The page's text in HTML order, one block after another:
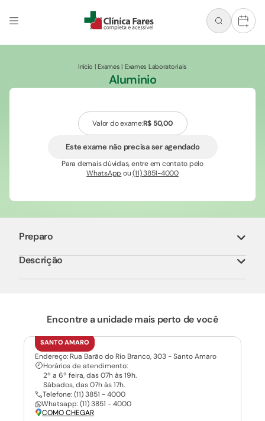
+
Início |Exames | Exames Laboratoriais
Aluminio
Valor do exame:R$ 50,00
Este exame não precisa ser agendado
Para demais dúvidas, entre em contato pelo
WhatsApp ou(11) 3851-4000
Preparo
Descrição
Encontre a unidade mais perto de você
SANTO AMARO
Endereço: Rua Barão do Rio Branco, 303 - Santo Amaro
Horários de atendimento:
2ª a 6ª feira, das 07h às 19h.
Sábados, das 07h às 17h.
Telefone: (11) 3851 - 4000
Whatsapp: (11) 3851 - 4000
COMO CHEGAR